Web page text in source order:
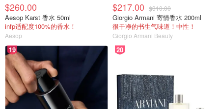
$260.00
Aesop Karst 香水 50ml
infp适配度100%的香水！
Aesop
$217.00 $310.00
Giorgio Armani 寄情香水 200ml
很干净的书生气味道！中性！
Giorgio Armani Beauty
19 20